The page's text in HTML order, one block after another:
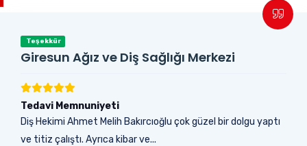
Teşekkür
Giresun Ağız ve Diş Sağlığı Merkezi
Tedavi Memnuniyeti
Diş Hekimi Ahmet Melih Bakırcıoğlu çok güzel bir dolgu yaptı
ve titiz çalıştı. Ayrıca kibar ve...